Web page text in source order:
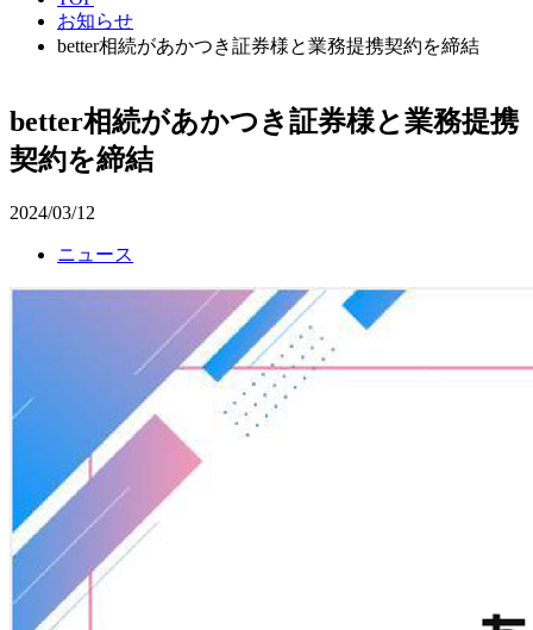
お知らせ
better相続があかつき証券様と業務提携契約を締結
better相続があかつき証券様と業務提携
契約を締結
2024/03/12
ニュース